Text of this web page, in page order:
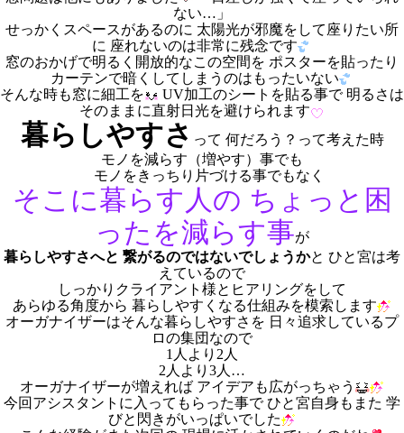
ない…」
せっかくスペースがあるのに 太陽光が邪魔をして座りたい所
に 座れないのは非常に残念です
窓のおかげで明るく開放的なこの空間を ポスターを貼ったり
カーテンで暗くしてしまうのはもったいない
そんな時も窓に細工を
UV加工のシートを貼る事で 明るさは
そのままに直射日光を避けられます
暮らしやすさ って 何だろう？って考えた時
モノを減らす（増やす）事でも
モノをきっちり片づける事でもなく
そこに暮らす人の ちょっと困
った を減らす事が
暮らしやすさへと 繋がるのではないでしょうかと ひと宮は考
えているので
しっかりクライアント様とヒアリングをして
あらゆる角度から 暮らしやすくなる仕組みを模索します
オーガナイザーはそんな暮らしやすさを 日々追求しているプ
ロの集団なので
1人より2人
2人より3人…
オーガナイザーが増えれば アイデアも広がっちゃう
今回アシスタントに入ってもらった事で ひと宮自身もまた 学
びと閃きがいっぱいでした